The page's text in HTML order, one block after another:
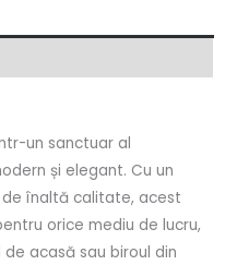
un sanctuar al
și elegant. Cu un
înaltă calitate, acest
orice mediu de lucru,
acasă sau biroul din